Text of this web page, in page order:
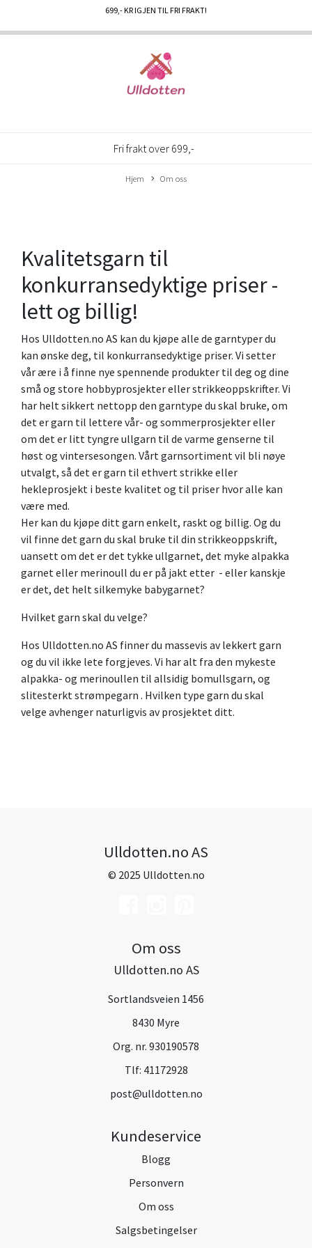
699,- KR IGJEN TIL FRI FRAKT!
Fri frakt over 699,-
Hjem Om oss
Kvalitetsgarn til
konkurransedyktige priser -
lett og billig!
Hos Ulldotten.no AS kan du kjøpe alle de garntyper du
kan ønske deg, til konkurransedyktige priser. Vi setter
vår ære i å finne nye spennende produkter til deg og dine
små og store hobbyprosjekter eller strikkeoppskrifter. Vi
har helt sikkert nettopp den garntype du skal bruke, om
det er garn til lettere vår- og sommerprosjekter eller
om det er litt tyngre ullgarn til de varme genserne til
høst og vintersesongen. Vårt garnsortiment vil bli nøye
utvalgt, så det er garn til ethvert strikke eller
hekleprosjekt i beste kvalitet og til priser hvor alle kan
være med.
Her kan du kjøpe ditt garn enkelt, raskt og billig. Og du
vil finne det garn du skal bruke til din strikkeoppskrift,
uansett om det er det tykke ullgarnet, det myke alpakka
garnet eller merinoull du er på jakt etter - eller kanskje
er det, det helt silkemyke babygarnet?
Hvilket garn skal du velge?
Hos Ulldotten.no AS finner du massevis av lekkert garn
og du vil ikke lete forgjeves. Vi har alt fra den mykeste
alpakka- og merinoullen til allsidig bomullsgarn, og
slitesterkt strømpegarn . Hvilken type garn du skal
velge avhenger naturligvis av prosjektet ditt.
Ulldotten.no AS
© 2025 Ulldotten.no
Om oss
Ulldotten.no AS
Sortlandsveien 1456
8430 Myre
Org. nr. 930190578
Tlf: 41172928
post@ulldotten.no
Kundeservice
Blogg
Personvern
Om oss
Salgsbetingelser